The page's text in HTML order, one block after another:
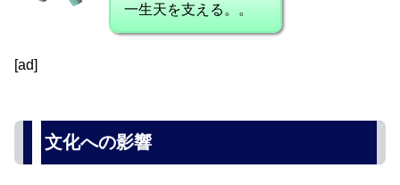
一生天を支える。。
[ad]
文化への影響